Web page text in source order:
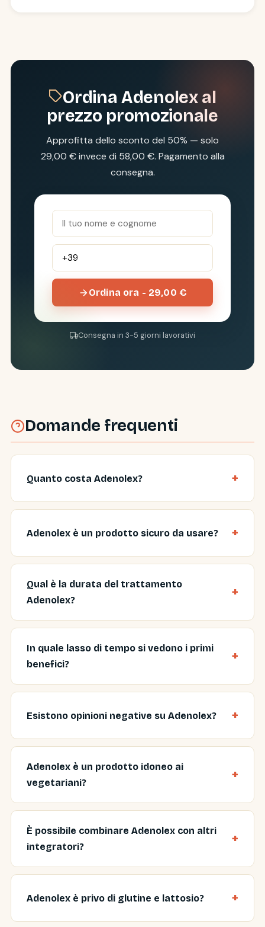
Ordina Adenolex al
prezzo promozionale
Approfitta dello sconto del 50% — solo
29,00 € invece di 58,00 €. Pagamento alla
consegna.
Ordina ora - 29,00 €
Consegna in 3-5 giorni lavorativi
Domande frequenti
Quanto costa Adenolex?
Adenolex è un prodotto sicuro da usare?
Qual è la durata del trattamento
Adenolex?
In quale lasso di tempo si vedono i primi
benefici?
Esistono opinioni negative su Adenolex?
Adenolex è un prodotto idoneo ai
vegetariani?
È possibile combinare Adenolex con altri
integratori?
Adenolex è privo di glutine e lattosio?